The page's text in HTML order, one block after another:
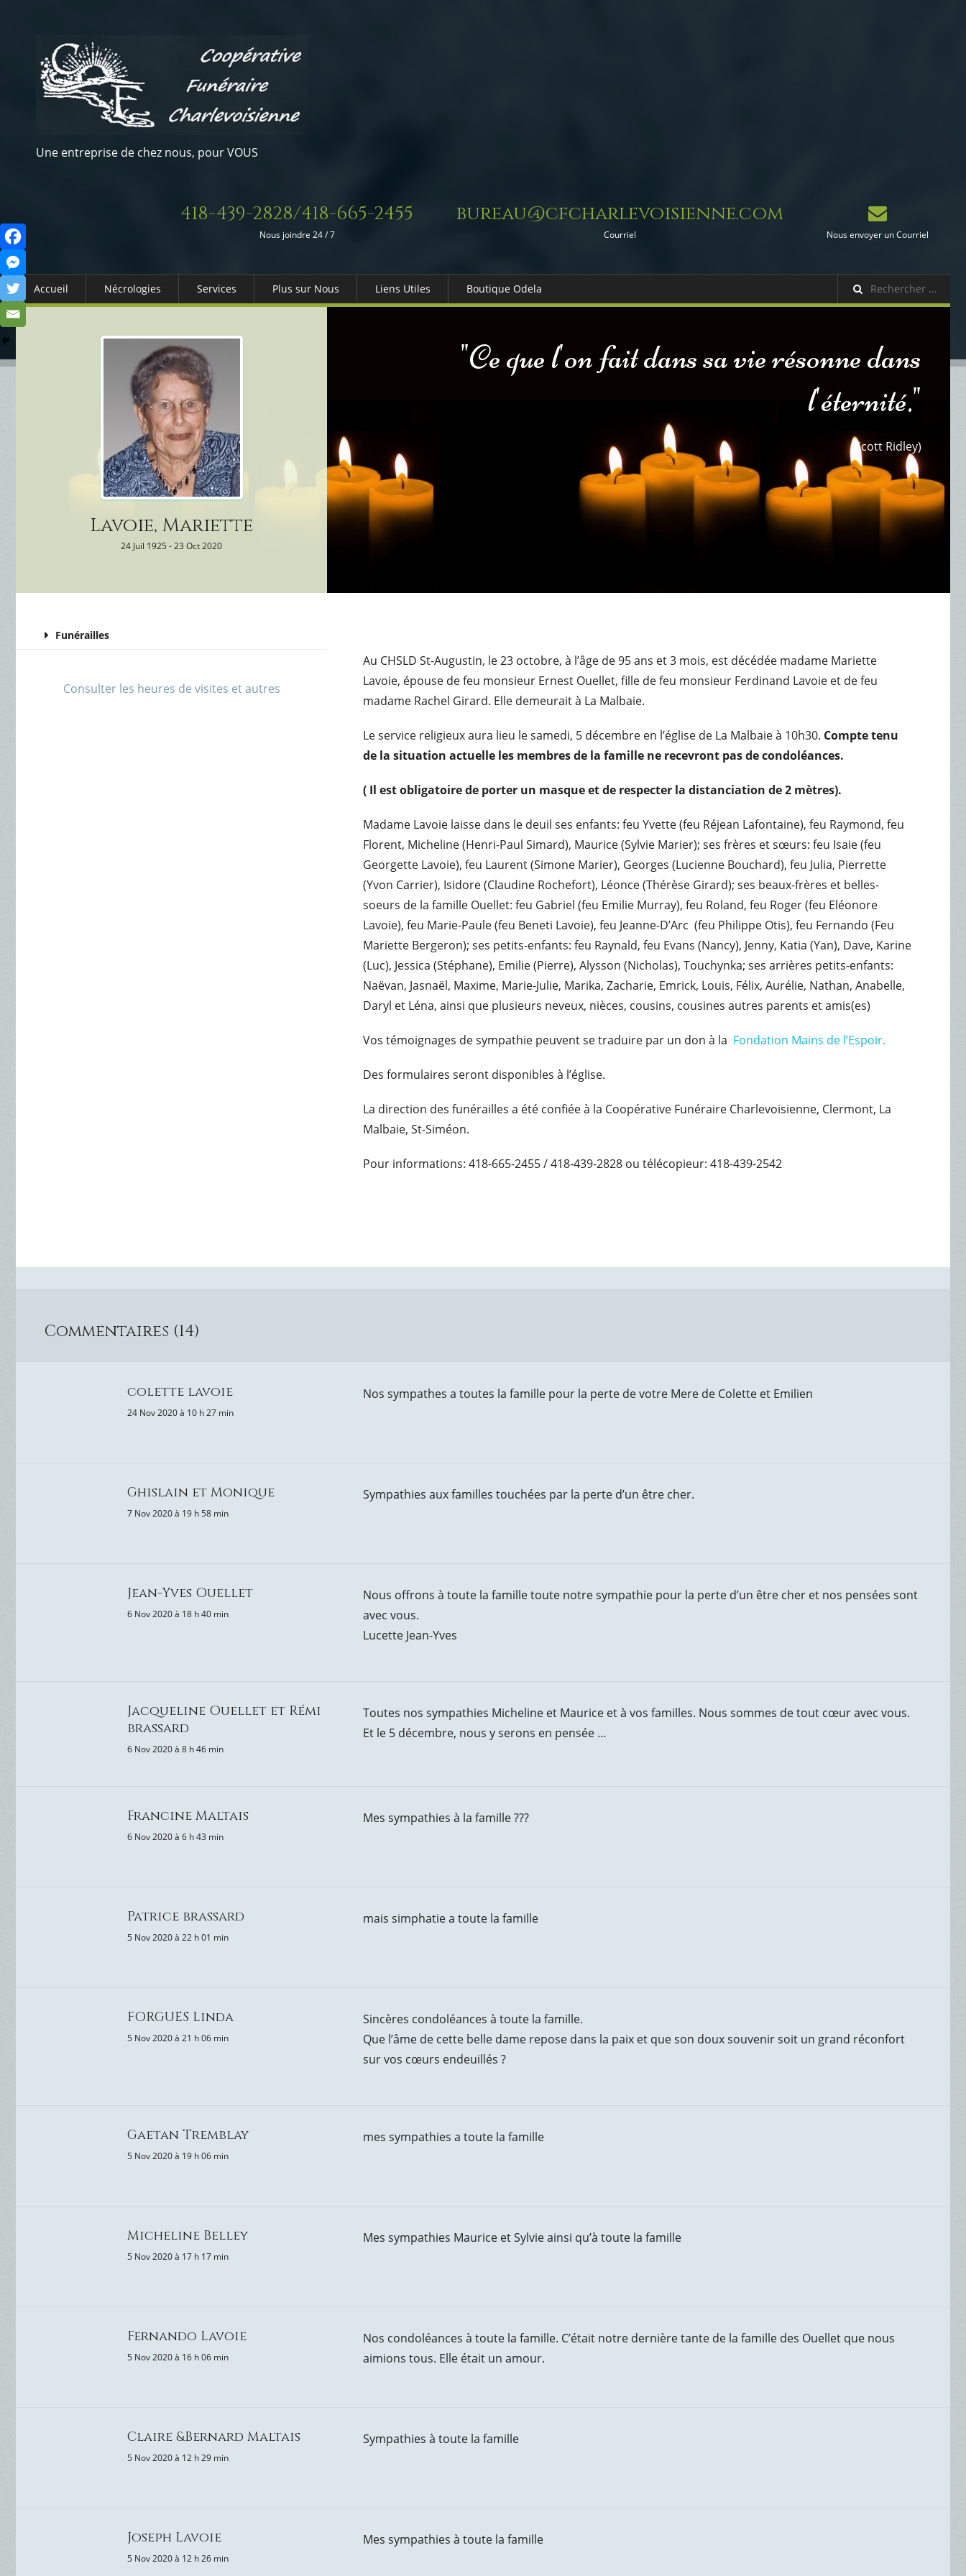
Une entreprise de chez nous, pour VOUS
418-439-2828/418-665-2455
Nous joindre 24 / 7
bureau@cfcharlevoisienne.com
Courriel Nous envoyer un Courriel
Accueil Nécrologies Services
Columbarium
Services Funéraires
Plus sur Nous Liens Utiles
Services Gouv. et Autres
Boutique Odela
Lavoie, Mariette
24 Juil 1925 - 23 Oct 2020
"Ce que l'on fait dans sa vie résonne dans
l'éternité."
(Scott Ridley)
Funérailles
Consulter les heures de visites et autres
Au CHSLD St-Augustin, le 23 octobre, à l’âge de 95 ans et 3 mois, est décédée madame Mariette
Lavoie, épouse de feu monsieur Ernest Ouellet, fille de feu monsieur Ferdinand Lavoie et de feu
madame Rachel Girard. Elle demeurait à La Malbaie.
Le service religieux aura lieu le samedi, 5 décembre en l’église de La Malbaie à 10h30. Compte tenu
de la situation actuelle les membres de la famille ne recevront pas de condoléances.
( Il est obligatoire de porter un masque et de respecter la distanciation de 2 mètres).
Madame Lavoie laisse dans le deuil ses enfants: feu Yvette (feu Réjean Lafontaine), feu Raymond, feu
Florent, Micheline (Henri-Paul Simard), Maurice (Sylvie Marier); ses frères et sœurs: feu Isaie (feu
Georgette Lavoie), feu Laurent (Simone Marier), Georges (Lucienne Bouchard), feu Julia, Pierrette
(Yvon Carrier), Isidore (Claudine Rochefort), Léonce (Thérèse Girard); ses beaux-frères et belles-
soeurs de la famille Ouellet: feu Gabriel (feu Emilie Murray), feu Roland, feu Roger (feu Eléonore
Lavoie), feu Marie-Paule (feu Beneti Lavoie), feu Jeanne-D’Arc (feu Philippe Otis), feu Fernando (Feu
Mariette Bergeron); ses petits-enfants: feu Raynald, feu Evans (Nancy), Jenny, Katia (Yan), Dave, Karine
(Luc), Jessica (Stéphane), Emilie (Pierre), Alysson (Nicholas), Touchynka; ses arrières petits-enfants:
Naëvan, Jasnaël, Maxime, Marie-Julie, Marika, Zacharie, Emrick, Louis, Félix, Aurélie, Nathan, Anabelle,
Daryl et Léna, ainsi que plusieurs neveux, nièces, cousins, cousines autres parents et amis(es)
Vos témoignages de sympathie peuvent se traduire par un don à la Fondation Mains de l’Espoir.
Des formulaires seront disponibles à l’église.
La direction des funérailles a été confiée à la Coopérative Funéraire Charlevoisienne, Clermont, La
Malbaie, St-Siméon.
Pour informations: 418-665-2455 / 418-439-2828 ou télécopieur: 418-439-2542
Commentaires (14)
colette lavoie
24 Nov 2020 à 10 h 27 min
Nos sympathes a toutes la famille pour la perte de votre Mere de Colette et Emilien
Ghislain et Monique
7 Nov 2020 à 19 h 58 min
Sympathies aux familles touchées par la perte d’un être cher.
Jean-Yves Ouellet
6 Nov 2020 à 18 h 40 min
Nous offrons à toute la famille toute notre sympathie pour la perte d’un être cher et nos pensées sont
avec vous.
Lucette Jean-Yves
Jacqueline Ouellet et Rémi
brassard
6 Nov 2020 à 8 h 46 min
Toutes nos sympathies Micheline et Maurice et à vos familles. Nous sommes de tout cœur avec vous.
Et le 5 décembre, nous y serons en pensée …
Francine Maltais
6 Nov 2020 à 6 h 43 min
Mes sympathies à la famille ???
Patrice brassard
5 Nov 2020 à 22 h 01 min
mais simphatie a toute la famille
FORGUES Linda
5 Nov 2020 à 21 h 06 min
Sincères condoléances à toute la famille.
Que l’âme de cette belle dame repose dans la paix et que son doux souvenir soit un grand réconfort
sur vos cœurs endeuillés ?
Gaetan Tremblay
5 Nov 2020 à 19 h 06 min
mes sympathies a toute la famille
Micheline Belley
5 Nov 2020 à 17 h 17 min
Mes sympathies Maurice et Sylvie ainsi qu’à toute la famille
Fernando Lavoie
5 Nov 2020 à 16 h 06 min
Nos condoléances à toute la famille. C’était notre dernière tante de la famille des Ouellet que nous
aimions tous. Elle était un amour.
Claire &Bernard Maltais
5 Nov 2020 à 12 h 29 min
Sympathies à toute la famille
Joseph Lavoie
5 Nov 2020 à 12 h 26 min
Mes sympathies à toute la famille